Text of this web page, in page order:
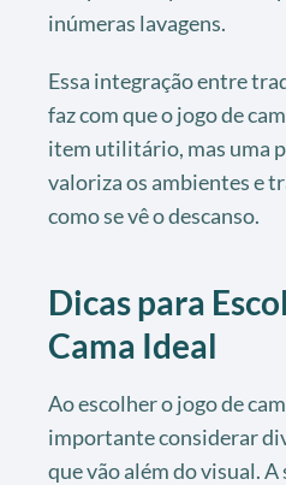
inúmeras lavagens.
Essa integração entre
faz com que o jogo de
item utilitário, mas uma
valoriza os ambientes e
como se vê o descanso.
Dicas para
Cama Ideal
Ao escolher o jogo de
importante considerar
que vão além do visual.